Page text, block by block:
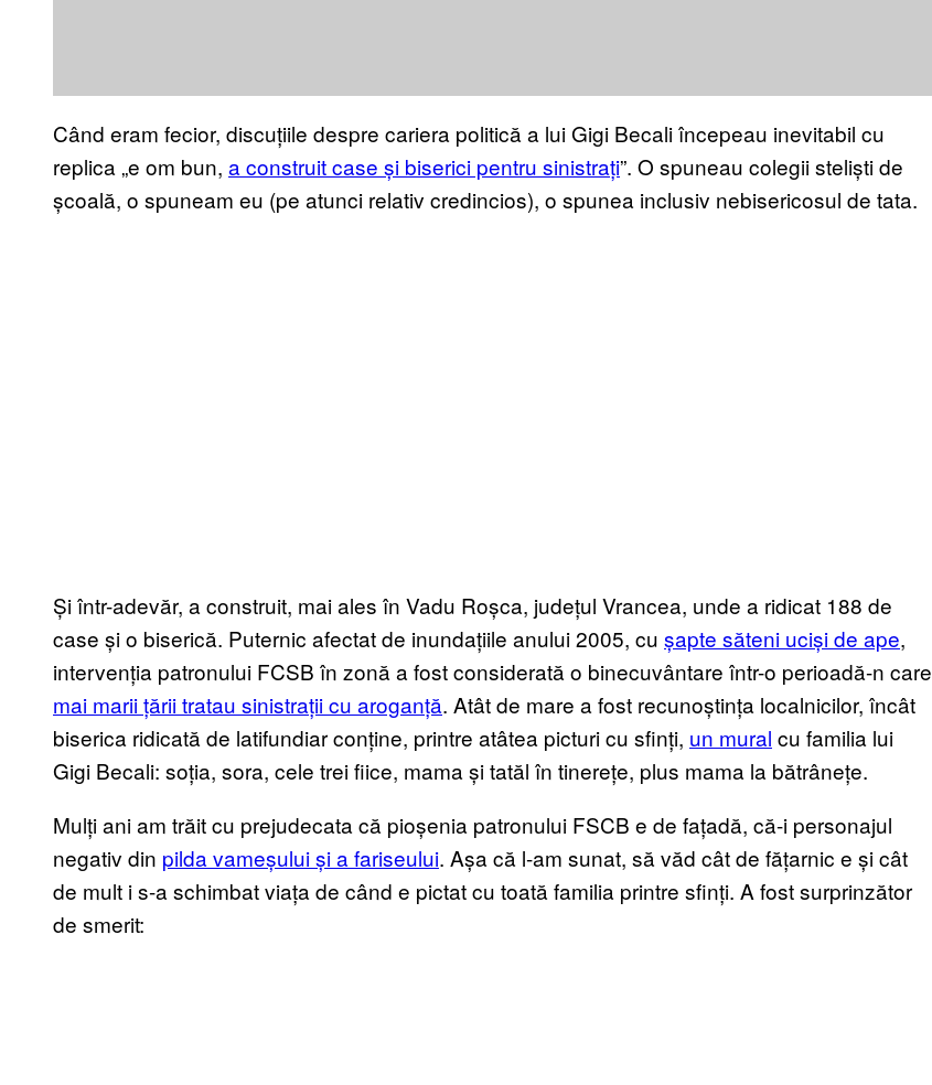
Când eram fecior, discuțiile despre cariera politică a lui Gigi Becali începeau inevitabil cu
replica „e om bun, a construit case și biserici pentru sinistrați”. O spuneau colegii steliști de
școală, o spuneam eu (pe atunci relativ credincios), o spunea inclusiv nebisericosul de tata.
Și într-adevăr, a construit, mai ales în Vadu Roșca, județul Vrancea, unde a ridicat 188 de
case și o biserică. Puternic afectat de inundațiile anului 2005, cu șapte săteni uciși de ape,
intervenția patronului FCSB în zonă a fost considerată o binecuvântare într-o perioadă-n care
mai marii țării tratau sinistrații cu aroganță. Atât de mare a fost recunoștința localnicilor, încât
biserica ridicată de latifundiar conține, printre atâtea picturi cu sfinți, un mural cu familia lui
Gigi Becali: soția, sora, cele trei fiice, mama și tatăl în tinerețe, plus mama la bătrânețe.
Mulți ani am trăit cu prejudecata că pioșenia patronului FSCB e de fațadă, că-i personajul
negativ din pilda vameșului și a fariseului. Așa că l-am sunat, să văd cât de fățarnic e și cât
de mult i s-a schimbat viața de când e pictat cu toată familia printre sfinți. A fost surprinzător
de smerit: